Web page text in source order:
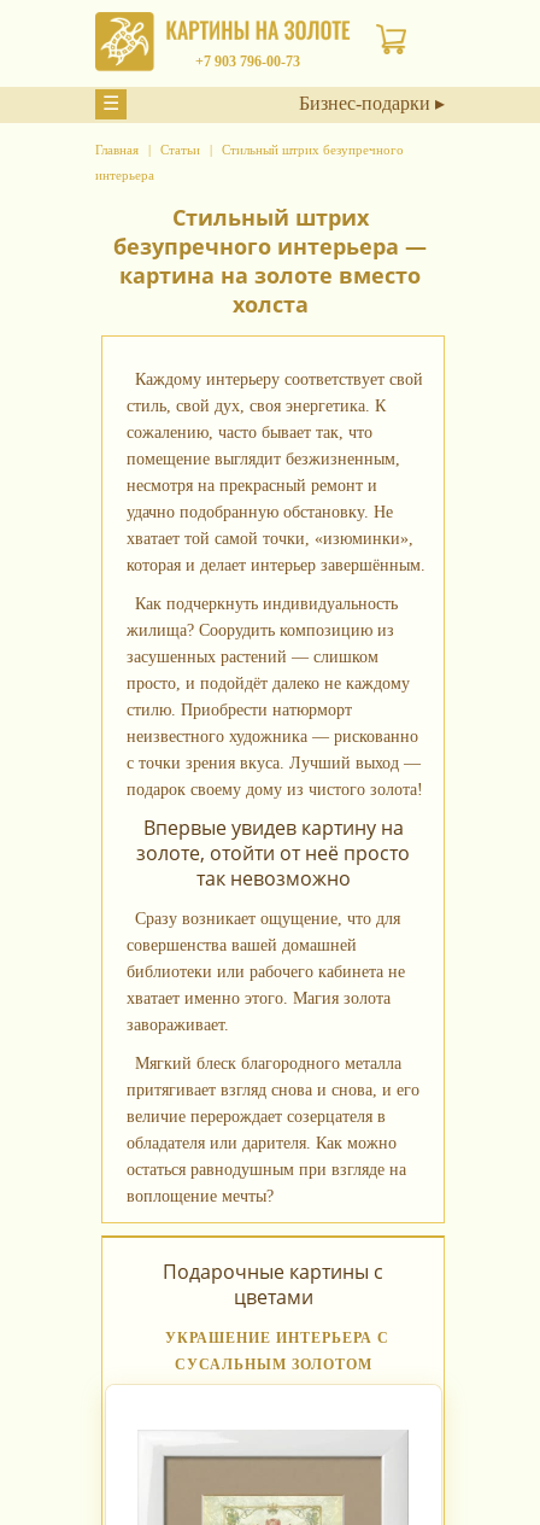
+7 903 796-00-73
☰ Бизнес-подарки ▸
Главная Статьи
Стильный штрих безупречного
интерьера
Стильный штрих
безупречного интерьера —
картина на золоте вместо
холста
Каждому интерьеру соответствует свой
стиль, свой дух, своя энергетика. К
сожалению, часто бывает так, что
помещение выглядит безжизненным,
несмотря на прекрасный ремонт и
удачно подобранную обстановку. Не
хватает той самой точки, «изюминки»,
которая и делает интерьер завершённым.
Как подчеркнуть индивидуальность
жилища? Соорудить композицию из
засушенных растений — слишком
просто, и подойдёт далеко не каждому
стилю. Приобрести натюрморт
неизвестного художника — рискованно
с точки зрения вкуса. Лучший выход —
подарок своему дому из чистого золота!
Впервые увидев картину на
золоте, отойти от неё просто
так невозможно
Сразу возникает ощущение, что для
совершенства вашей домашней
библиотеки или рабочего кабинета не
хватает именно этого. Магия золота
завораживает.
Мягкий блеск благородного металла
притягивает взгляд снова и снова, и его
величие перерождает созерцателя в
обладателя или дарителя. Как можно
остаться равнодушным при взгляде на
воплощение мечты?
Подарочные картины с
цветами
УКРАШЕНИЕ ИНТЕРЬЕРА С
СУСАЛЬНЫМ ЗОЛОТОМ